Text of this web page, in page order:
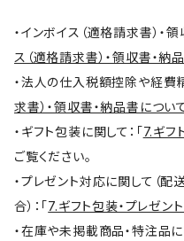
・インボイス（適格請求書）・
ス（適格請求書）・領収書・納
・法人の仕入税額控除や経費
求書）・領収書・納品書につい
・ギフト包装に関して：「7.ギフ
ご覧ください。
・プレゼント対応に関して（
合）：「7.ギフト包装・プレゼン
・在庫や未掲載商品・特注品に